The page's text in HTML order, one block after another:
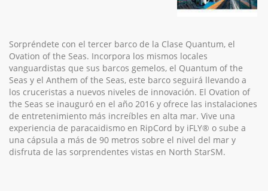
Sorpréndete con el tercer barco de la Clase Quantum, el
Ovation of the Seas. Incorpora los mismos locales
vanguardistas que sus barcos gemelos, el Quantum of the
Seas y el Anthem of the Seas, este barco seguirá llevando a
los cruceristas a nuevos niveles de innovación. El Ovation of
the Seas se inauguró en el año 2016 y ofrece las instalaciones
de entretenimiento más increíbles en alta mar. Vive una
experiencia de paracaidismo en RipCord by iFLY® o sube a
una cápsula a más de 90 metros sobre el nivel del mar y
disfruta de las sorprendentes vistas en North StarSM.